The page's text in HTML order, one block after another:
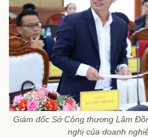
Giám đốc Sở Công thương Lâm
nghị của doanh